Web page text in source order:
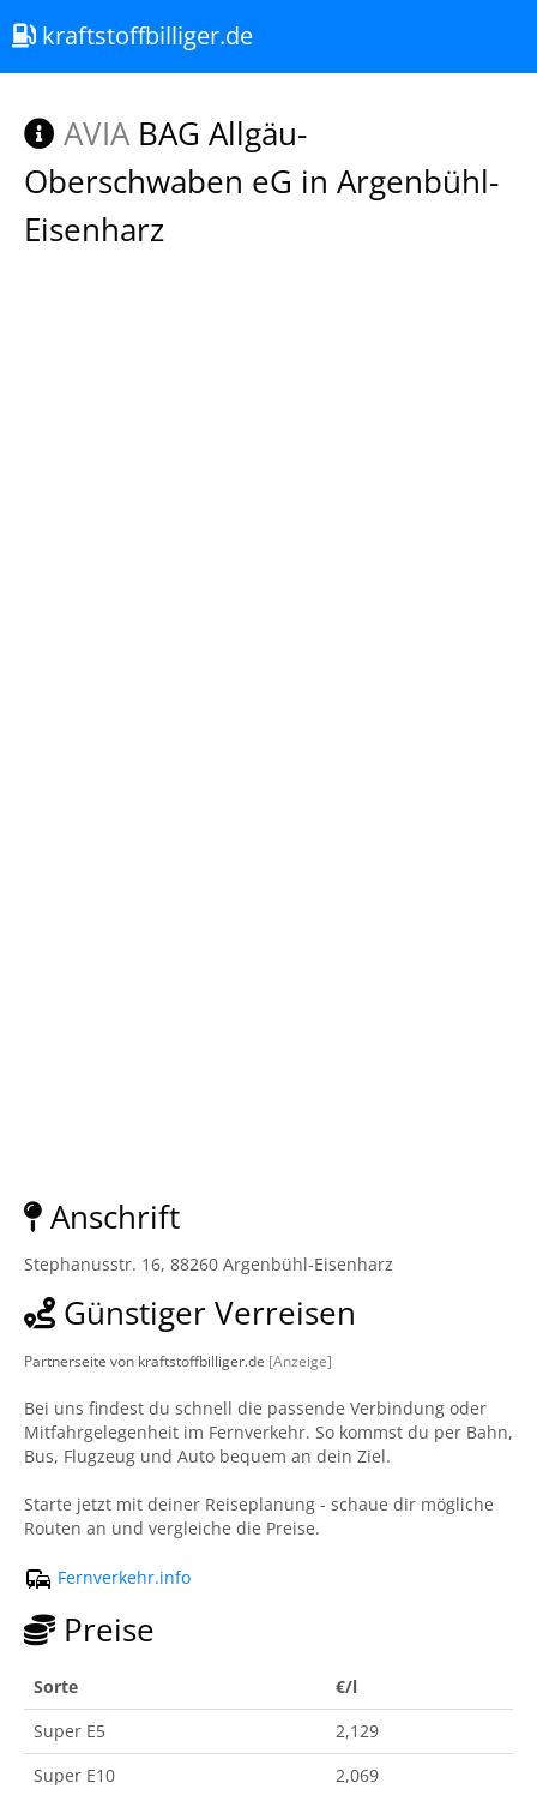
kraftstoffbilliger.de
AVIABAG Allgäu-
Oberschwaben eG in Argenbühl-
Eisenharz
Anschrift
Stephanusstr. 16, 88260 Argenbühl-Eisenharz
Günstiger Verreisen
Partnerseite von kraftstoffbilliger.de [Anzeige]
Bei uns findest du schnell die passende Verbindung oder
Mitfahrgelegenheit im Fernverkehr. So kommst du per Bahn,
Bus, Flugzeug und Auto bequem an dein Ziel.
Starte jetzt mit deiner Reiseplanung - schaue dir mögliche
Routen an und vergleiche die Preise.
Fernverkehr.info
Preise
Sorte
€/l
Super E5
2,129
Super E10
2,069